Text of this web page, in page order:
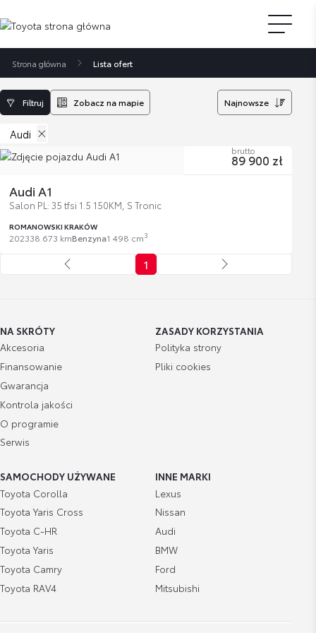
Strona główna Lista ofert
Filtruj Zobacz na mapie Najnowsze
Audi
Audi A1
Salon PL: 35 tfsi 1.5 150KM, S Tronic
ROMANOWSKI KRAKÓW
202338 673 kmBenzyna1 498 cm3
brutto
89 900 zł
1
NA SKRÓTY
Akcesoria
Finansowanie
Gwarancja
Kontrola jakości
O programie
Serwis
ZASADY KORZYSTANIA
Polityka strony
Pliki cookies
SAMOCHODY UŻYWANE
Toyota Corolla
Toyota Yaris Cross
Toyota C-HR
Toyota Yaris
Toyota Camry
Toyota RAV4
INNE MARKI
Lexus
Nissan
Audi
BMW
Ford
Mitsubishi